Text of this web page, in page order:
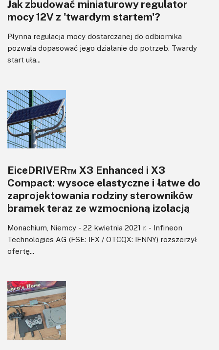
Jak zbudować miniaturowy regulator
mocy 12V z 'twardym startem'?
Płynna regulacja mocy dostarczanej do odbiornika
pozwala dopasować jego działanie do potrzeb. Twardy
start uła...
EiceDRIVER™ X3 Enhanced i X3
Compact: wysoce elastyczne i łatwe do
zaprojektowania rodziny sterowników
bramek teraz ze wzmocnioną izolacją
Monachium, Niemcy - 22 kwietnia 2021 r. - Infineon
Technologies AG (FSE: IFX / OTCQX: IFNNY) rozszerzył
ofertę...